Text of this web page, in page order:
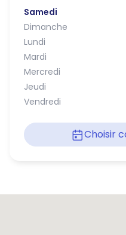
Samedi
Dimanche
Lundi
Mardi
Mercredi
Jeudi
Vendredi
Choisir